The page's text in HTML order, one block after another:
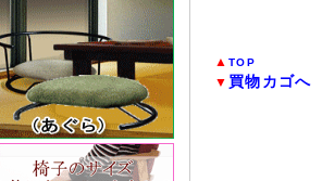
▲TOP
▼ 買物カゴへ